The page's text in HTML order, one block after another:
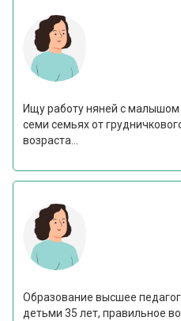
Ищу работу няней с малышом
семи семьях от
возраста...
Образование высшее
детьми 35 лет, правильное